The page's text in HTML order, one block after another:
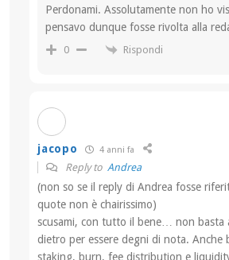
Perdonami. Assolutamente non ho
pensavo dunque fosse rivolta alla
0 Rispondi
jacopo 4 anni fa
Reply toAndrea
(non so se il reply di Andrea fosse
quote non è chairissimo)
scusami, con tutto il bene… non basta
dietro per essere degni di nota. Anche
staking, burn, fee distribution e